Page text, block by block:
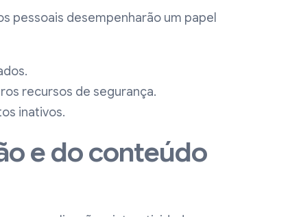
pessoais desempenharão um papel
recursos de segurança.
inativos.
e do conteúdo